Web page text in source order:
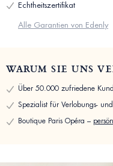
Echtheitszertifikat
Alle Garantien von Edenly
WARUM SIE UNS
Über 50.000 zufriedene
Spezialist für Verlobungs-
Boutique Paris Opéra –